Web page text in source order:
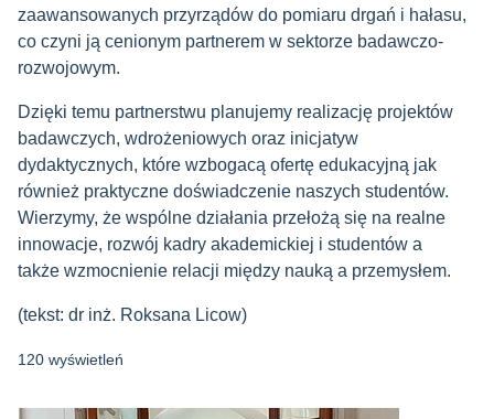
zaawansowanych przyrządów do pomiaru drgań i hałasu,
co czyni ją cenionym partnerem w sektorze badawczo-
rozwojowym.
Dzięki temu partnerstwu planujemy realizację projektów
badawczych, wdrożeniowych oraz inicjatyw
dydaktycznych, które wzbogacą ofertę edukacyjną jak
również praktyczne doświadczenie naszych studentów.
Wierzymy, że wspólne działania przełożą się na realne
innowacje, rozwój kadry akademickiej i studentów a
także wzmocnienie relacji między nauką a przemysłem.
(tekst: dr inż. Roksana Licow)
120 wyświetleń